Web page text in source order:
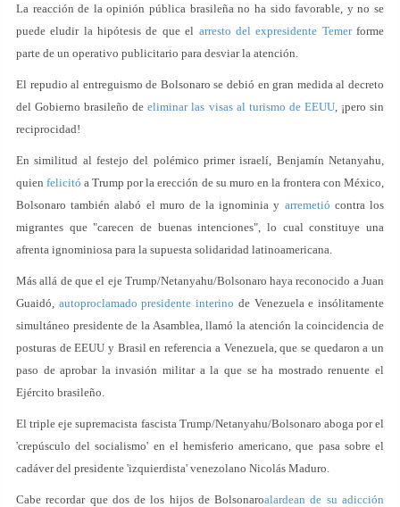
La reacción de la opinión pública brasileña no ha sido favorable, y no se
puede eludir la hipótesis de que el arresto del expresidente Temerforme
parte de un operativo publicitario para desviar la atención.
El repudio al entreguismo de Bolsonaro se debió en gran medida al decreto
del Gobierno brasileño deeliminar las visas al turismo de EEUU, ¡pero sin
reciprocidad!
En similitud al festejo del polémico primer israelí, Benjamín Netanyahu,
quienfelicitó a Trump por la erección de su muro en la frontera con México,
Bolsonaro también alabó el muro de la ignominia y arremetió contra los
migrantes que "carecen de buenas intenciones", lo cual constituye una
afrenta ignominiosa para la supuesta solidaridad latinoamericana.
Más allá de que el eje Trump/Netanyahu/Bolsonaro haya reconocido a Juan
Guaidó, autoproclamado presidente interino de Venezuela e insólitamente
simultáneo presidente de la Asamblea, llamó la atención la coincidencia de
posturas de EEUU y Brasil en referencia a Venezuela, que se quedaron a un
paso de aprobar la invasión militar a la que se ha mostrado renuente el
Ejército brasileño.
El triple eje supremacista fascista Trump/Netanyahu/Bolsonaro aboga por el
'crepúsculo del socialismo' en el hemisferio americano, que pasa sobre el
cadáver del presidente 'izquierdista' venezolano Nicolás Maduro.
Cabe recordar que dos de los hijos de Bolsonaroalardean de su adicción